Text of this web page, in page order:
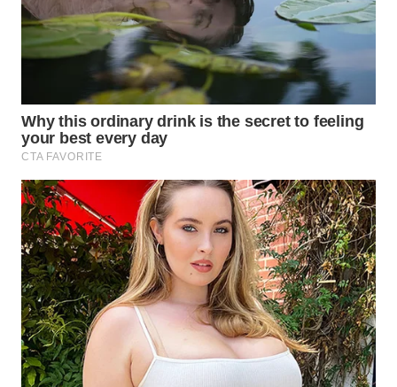
SUMEDANG
WN
WN
KEPULAUAN
SERIBU
WN
TANGERANG
WN
BINJAI
WN
CIREBON